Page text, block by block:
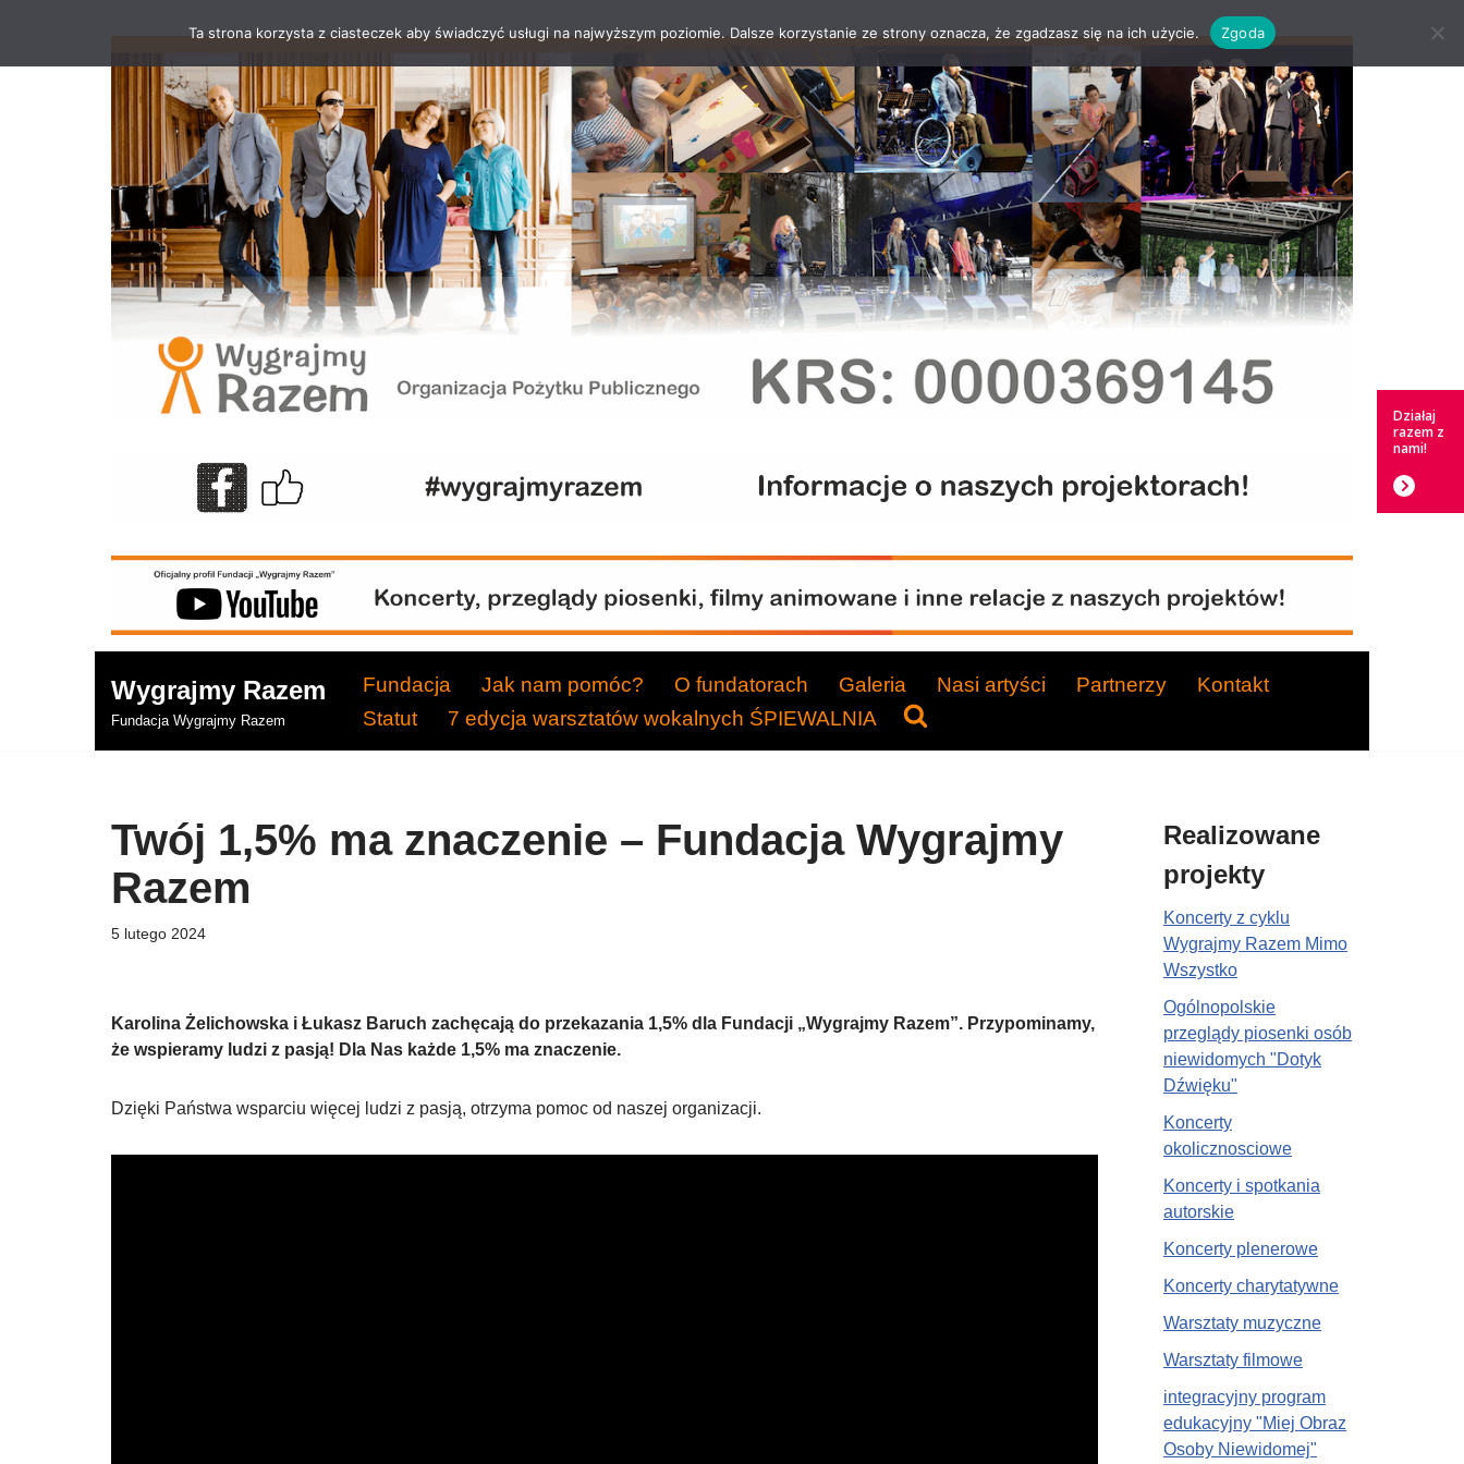
Wygrajmy Razem
Fundacja Wygrajmy Razem
Fundacja Jak nam pomóc? O fundatorach Galeria Nasi artyści Partnerzy
Kontakt
Statut
7 edycja warsztatów wokalnych ŚPIEWALNIA
Twój 1,5% ma znaczenie – Fundacja Wygrajmy
Razem
5 lutego 2024
Karolina Żelichowska i Łukasz Baruch zachęcają do przekazania 1,5% dla Fundacji „Wygrajmy Razem”. Przypominamy,
że wspieramy ludzi z pasją! Dla Nas każde 1,5% ma znaczenie.
Dzięki Państwa wsparciu więcej ludzi z pasją, otrzyma pomoc od naszej organizacji.
Realizowane
projekty
Koncerty z cyklu
Wygrajmy Razem Mimo
Wszystko
Ogólnopolskie
przeglądy piosenki osób
niewidomych "Dotyk
Dźwięku"
Koncerty
okolicznosciowe
Koncerty i spotkania
autorskie
Koncerty plenerowe
Koncerty charytatywne
Warsztaty muzyczne
Warsztaty filmowe
integracyjny program
edukacyjny "Miej Obraz
Osoby Niewidomej"
Ta strona korzysta z ciasteczek aby świadczyć usługi na najwyższym poziomie. Dalsze korzystanie ze strony oznacza, że zgadzasz się na ich użycie. Zgoda
Działaj
razem z
nami!